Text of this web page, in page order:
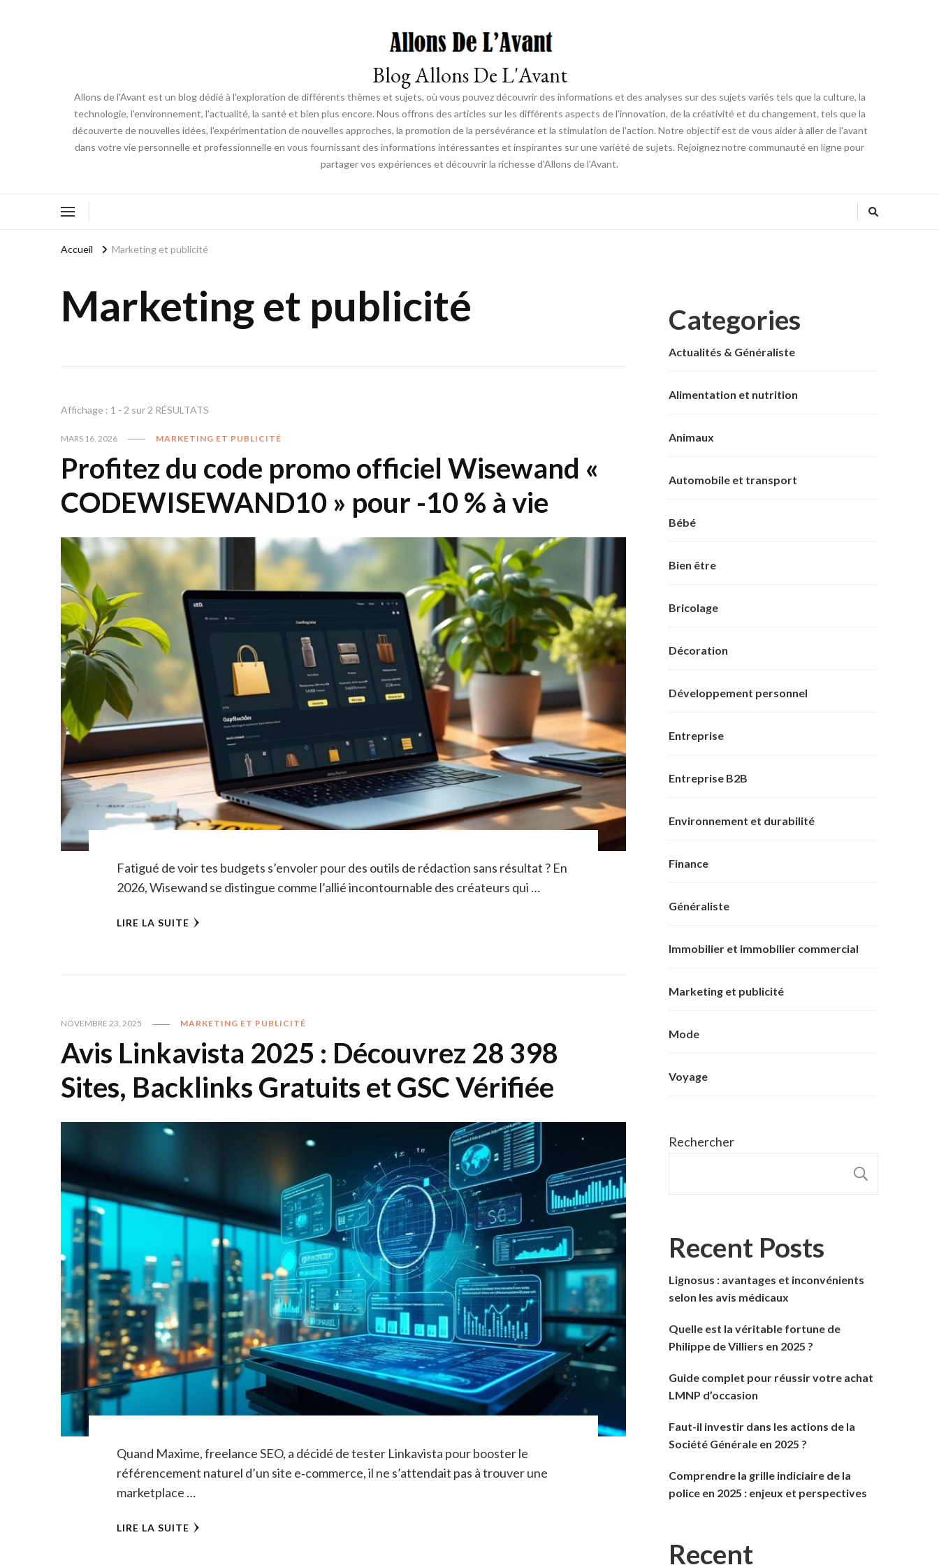
Blog Allons De L'Avant
Allons de l'Avant est un blog dédié à l'exploration de différents thèmes et sujets, où vous pouvez découvrir des informations et des analyses sur des sujets variés tels que la culture, la
technologie, l'environnement, l'actualité, la santé et bien plus encore. Nous offrons des articles sur les différents aspects de l'innovation, de la créativité et du changement, tels que la
découverte de nouvelles idées, l'expérimentation de nouvelles approches, la promotion de la persévérance et la stimulation de l'action. Notre objectif est de vous aider à aller de l'avant
dans votre vie personnelle et professionnelle en vous fournissant des informations intéressantes et inspirantes sur une variété de sujets. Rejoignez notre communauté en ligne pour
partager vos expériences et découvrir la richesse d'Allons de l'Avant.
Accueil Marketing et publicité
Marketing et publicité
Affichage : 1 - 2 sur 2 RÉSULTATS
MARS 16, 2026 MARKETING ET PUBLICITÉ
Profitez du code promo officiel Wisewand «
CODEWISEWAND10 » pour -10 % à vie
Fatigué de voir tes budgets s’envoler pour des outils de rédaction sans résultat ? En
2026, Wisewand se distingue comme l’allié incontournable des créateurs qui …
LIRE LA SUITE
NOVEMBRE 23, 2025 MARKETING ET PUBLICITÉ
Avis Linkavista 2025 : Découvrez 28 398
Sites, Backlinks Gratuits et GSC Vérifiée
Quand Maxime, freelance SEO, a décidé de tester Linkavista pour booster le
référencement naturel d’un site e‑commerce, il ne s’attendait pas à trouver une
marketplace …
LIRE LA SUITE
Categories
Actualités & Généraliste
Alimentation et nutrition
Animaux
Automobile et transport
Bébé
Bien être
Bricolage
Décoration
Développement personnel
Entreprise
Entreprise B2B
Environnement et durabilité
Finance
Généraliste
Immobilier et immobilier commercial
Marketing et publicité
Mode
Voyage
Rechercher
Recent Posts
Lignosus : avantages et inconvénients
selon les avis médicaux
Quelle est la véritable fortune de
Philippe de Villiers en 2025 ?
Guide complet pour réussir votre achat
LMNP d’occasion
Faut-il investir dans les actions de la
Société Générale en 2025 ?
Comprendre la grille indiciaire de la
police en 2025 : enjeux et perspectives
Recent